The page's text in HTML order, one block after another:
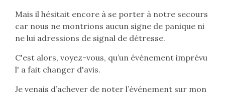
Mais il hésitait encore à se porter à notre secours
car nous ne montrions aucun signe de panique ni
ne lui adressions de signal de détresse.
C'est alors, voyez-vous, qu’un événement imprévu
l' a fait changer d'avis.
Je venais d’achever de noter l’événement sur mon